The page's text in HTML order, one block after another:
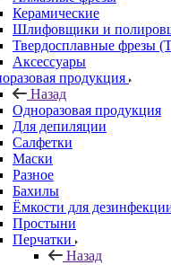
Керамические
Шлифовщики и
Твердосплавные фрезы
Аксессуары
продукция
Назад
Одноразовая продукция
Для депиляции
Салфетки
Маски
Разное
Бахилы
Ёмкости для
Простыни
Перчатки
Назад